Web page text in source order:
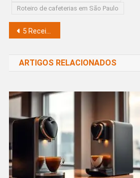
Roteiro de cafeterias em São Paulo
5 Receitas Incríveis de Drinks Sem Álcool para Refrescar Seu Dia!
ARTIGOS RELACIONADOS